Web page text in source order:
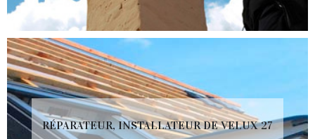
RÉPARATEUR, INSTALLATEUR DE VELUX 27